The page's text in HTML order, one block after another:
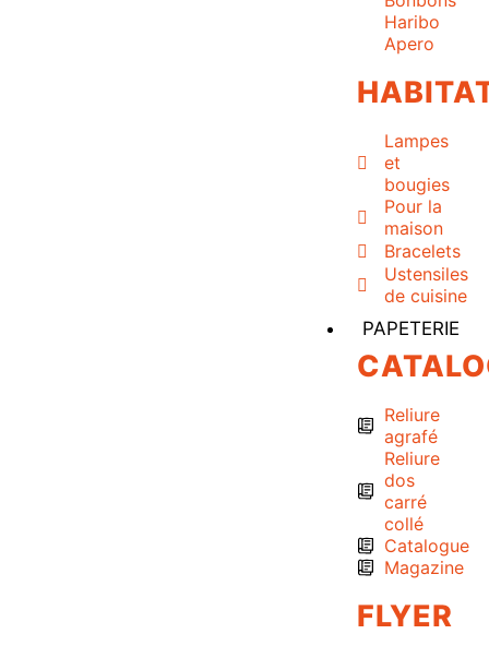
Haribo
Apero
Lampes
et
bougies
Pour la
maison
Bracelets
Ustensiles
de cuisine
PAPETERIE
Reliure
agrafé
Reliure
dos
carré
collé
Catalogue
Magazine
FLYER